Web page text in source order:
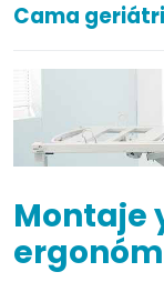
Cama
Montaje